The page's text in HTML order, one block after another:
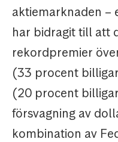
aktiemarknaden –
har bidragit till att
rekordpremier
(33 procent
(20 procent
försvagning av
kombination av